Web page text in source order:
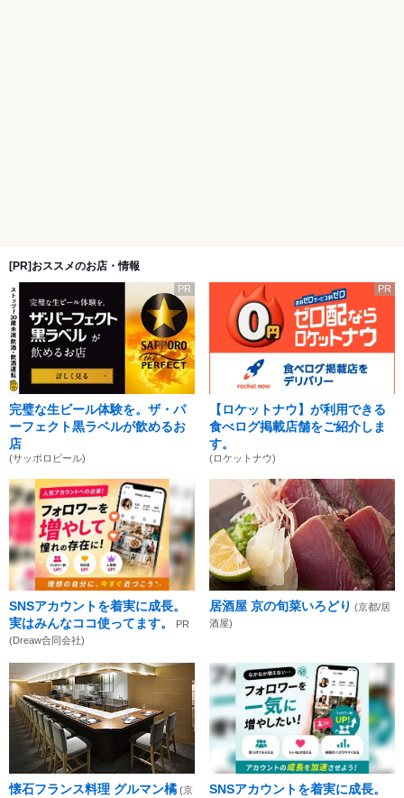
[PR]おススメのお店・情報
PR
完璧な生ビール体験を。ザ・パ
ーフェクト黒ラベルが飲めるお
店
(サッポロビール)
PR
【ロケットナウ】が利用できる
食べログ掲載店舗をご紹介しま
す。
(ロケットナウ)
SNSアカウントを着実に成長。
実はみんなココ使ってます。
PR
(Dreaw合同会社)
居酒屋 京の旬菜いろどり (京都/居
酒屋)
懐石フランス料理 グルマン橘 (京
SNSアカウントを着実に成長。